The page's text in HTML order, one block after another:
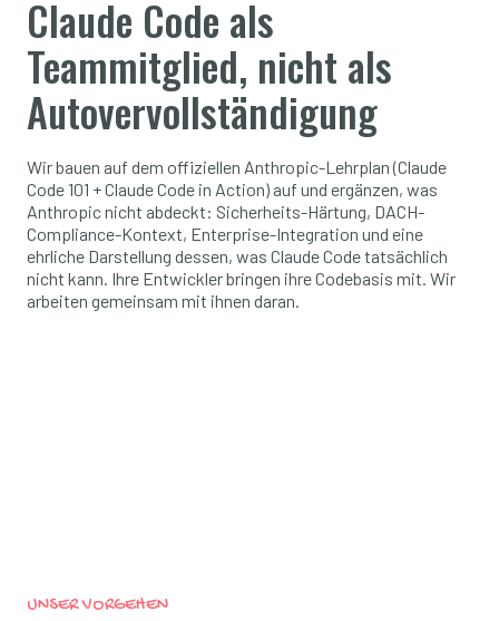
Claude Code als
Teammitglied, nicht als
Autovervollständigung
Wir bauen auf dem offiziellen Anthropic-Lehrplan (Claude
Code 101 + Claude Code in Action) auf und ergänzen, was
Anthropic nicht abdeckt: Sicherheits-Härtung, DACH-
Compliance-Kontext, Enterprise-Integration und eine
ehrliche Darstellung dessen, was Claude Code tatsächlich
nicht kann. Ihre Entwickler bringen ihre Codebasis mit. Wir
arbeiten gemeinsam mit ihnen daran.
UNSER VORGEHEN